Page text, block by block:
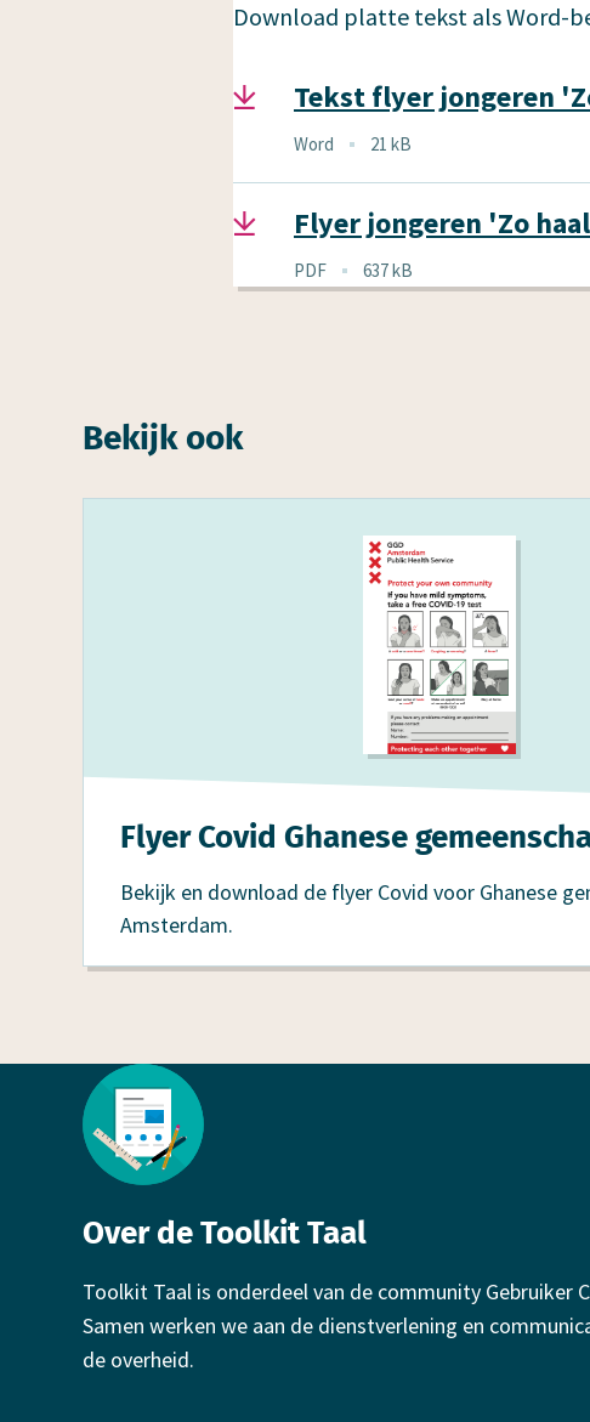
Download platte tekst als Word-
Tekst flyer jongeren
Bestandstype
Word
21 kB
Flyer jongeren 'Zo
Bestandstype
PDF
637 kB
Bekijk ook
Flyer Covid Ghanese
Bekijk en download de flyer Covid voor Ghanese
Amsterdam.
Footer
Over de Toolkit Taal
Toolkit Taal is onderdeel van de community Gebruiker
Samen werken we aan de dienstverlening en
de overheid.